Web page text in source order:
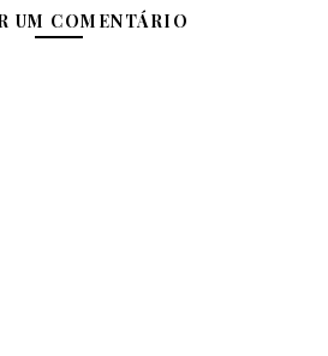
UM COMENTÁRIO